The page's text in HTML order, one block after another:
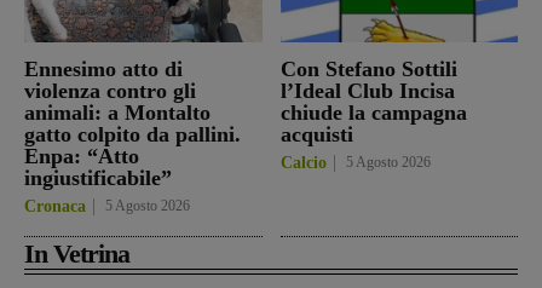
Ennesimo atto di
violenza contro gli
animali: a Montalto
gatto colpito da pallini.
Enpa: “Atto
ingiustificabile”
Cronaca 5 Agosto 2026
Con Stefano Sottili
l’Ideal Club Incisa
chiude la campagna
acquisti
Calcio 5 Agosto 2026
In Vetrina